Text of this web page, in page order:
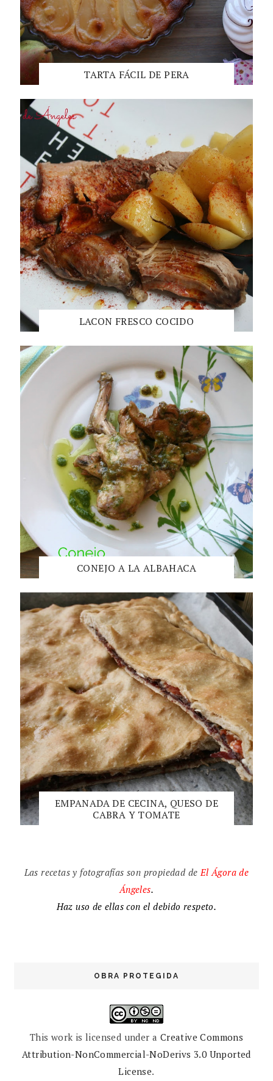
TARTA FÁCIL DE PERA
LACON FRESCO COCIDO
CONEJO A LA ALBAHACA
EMPANADA DE CECINA, QUESO DE
CABRA Y TOMATE
Las recetas y fotografías son propiedad de ElÁgora de
Ángeles.
Haz uso de ellas con el debido respeto.
OBRA PROTEGIDA
This work is licensed under a Creative Commons
Attribution-NonCommercial-NoDerivs 3.0 Unported
License.